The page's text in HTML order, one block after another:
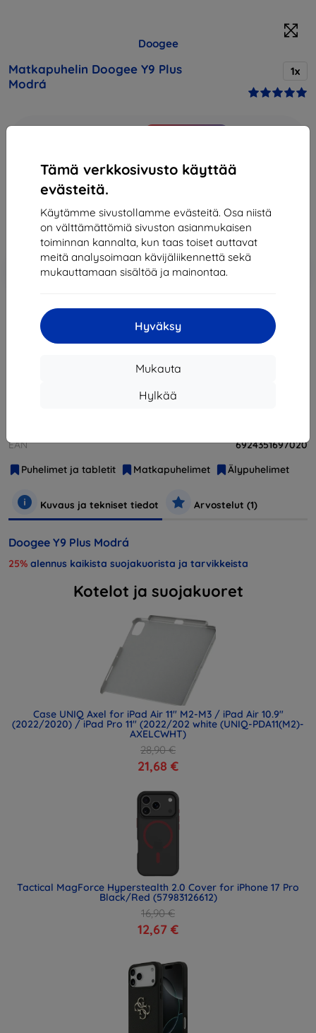
Tämä verkkosivusto käyttää
evästeitä.
Käytämme sivustollamme evästeitä. Osa niistä
on välttämättömiä sivuston asianmukaisen
toiminnan kannalta, kun taas toiset auttavat
meitä analysoimaan kävijäliikennettä sekä
mukauttamaan sisältöä ja mainontaa.
Hyväksy
Mukauta
Hylkää
Doogee
Matkapuhelin Doogee Y9 Plus
Modrá
1x
137,90 €
124,11 €
Hinta ilman ALV:tä100,09 €
-10%
Alennus kupongilla
EXTRA10
Lisää
ostoskoriin
Loppuunmyyty
EAN
6924351697020
Puhelimet ja tabletit
Matkapuhelimet Älypuhelimet
Kuvaus ja tekniset tiedot Arvostelut (1)
Doogee Y9 Plus Modrá
25% alennus kaikista suojakuorista ja tarvikkeista
Kotelot ja suojakuoret
Case UNIQ Axel for iPad Air 11" M2-M3 / iPad Air 10.9"
(2022/2020) / iPad Pro 11" (2022/202 white (UNIQ-PDA11(M2)-
AXELCWHT)
28,90 €
21,68 €
Tactical MagForce Hyperstealth 2.0 Cover for iPhone 17 Pro
Black/Red (57983126612)
16,90 €
12,67 €